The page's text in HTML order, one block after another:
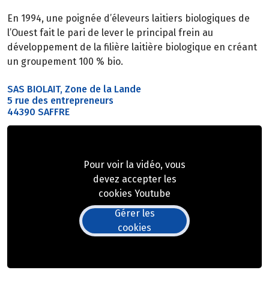
En 1994, une poignée d’éleveurs laitiers biologiques de
l’Ouest fait le pari de lever le principal frein au
développement de la filière laitière biologique en créant
un groupement 100 % bio.
SAS BIOLAIT, Zone de la Lande
5 rue des entrepreneurs
44390 SAFFRE
Pour voir la vidéo, vous
devez accepter les
cookies Youtube
Gérer les
cookies